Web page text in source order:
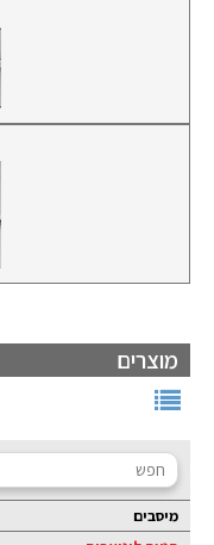
מוצרים
מיסבים